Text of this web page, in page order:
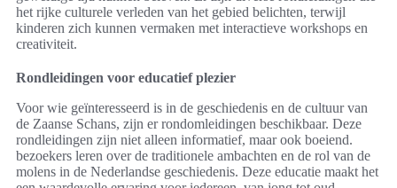
het rijke culturele verleden van het gebied belichten, terwijl
kinderen zich kunnen vermaken met interactieve workshops en
creativiteit.
Rondleidingen voor educatief plezier
Voor wie geïnteresseerd is in de geschiedenis en de cultuur van
de Zaanse Schans, zijn er rondomleidingen beschikbaar. Deze
rondleidingen zijn niet alleen informatief, maar ook boeiend.
bezoekers leren over de traditionele ambachten en de rol van de
molens in de Nederlandse geschiedenis. Deze educatie maakt het